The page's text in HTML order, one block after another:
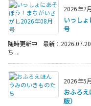
2026年7
いっし
号
随時更新中 最新：
ち ...
2026年5
おふろ
版）